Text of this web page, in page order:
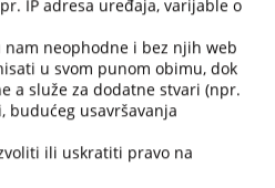
broj 11-07-6-456-9-2026
11-07-6-456-4-2026
broj: 11-07-6-926-3-2026
IP adresa uređaja, varijable o
neophodne i bez njih web
u svom punom obimu, dok
a služe za dodatne stvari (npr.
budućeg usavršavanja
ili uskratiti pravo na